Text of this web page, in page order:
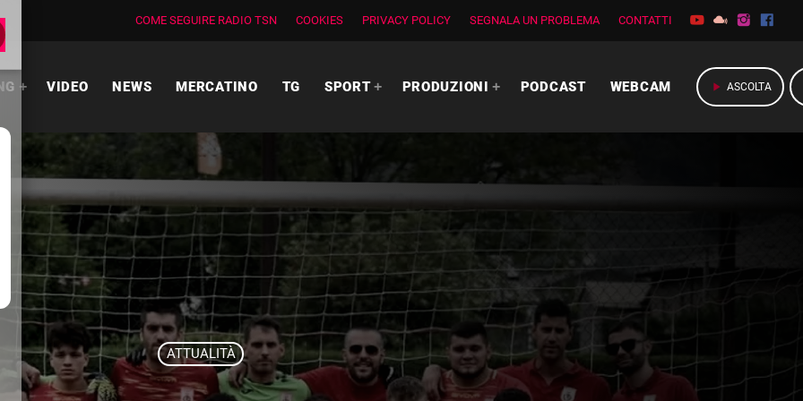
COME SEGUIRE RADIO TSN COOKIES PRIVACY POLICY SEGNALA UN PROBLEMA CONTATTI
VIDEO NEWS MERCATINO TG SPORT PRODUZIONI PODCAST WEBCAM play_arrow ASCOLTA
ATTUALITÀ